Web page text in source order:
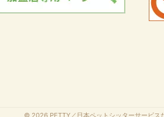
© 2026 PETTY／日本ペットシッターサービス